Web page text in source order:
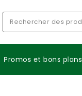
Promos et bons plans